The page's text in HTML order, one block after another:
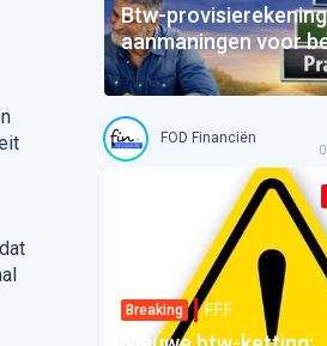
Btw-
aanmaningen voor
die al betaald zijn
FOD Financiën
Breaking F.F.F.